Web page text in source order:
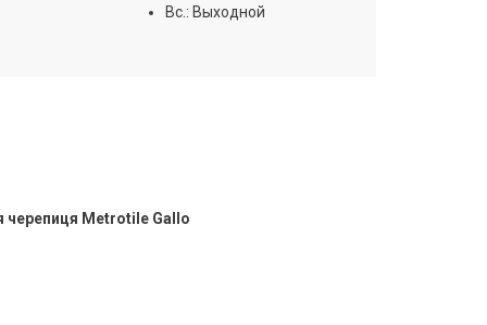
Вс.: Выходной
черепиця Metrotile Gallo​